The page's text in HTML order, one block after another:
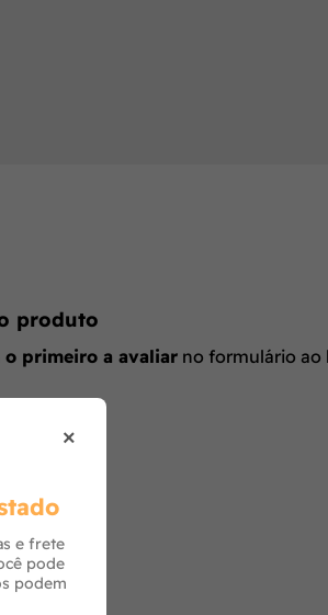
produto
o primeiro a avaliar no formulário ao
×
e frete
pode
podem